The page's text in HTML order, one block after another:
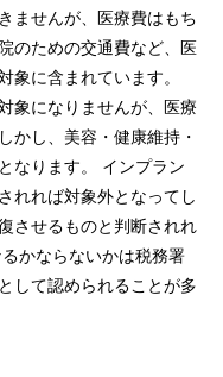
ませんが、医療費はもち
のための交通費など、医
象に含まれています。
象になりませんが、医療
かし、美容・健康維持・
なります。 インプラン
れれば対象外となってし
させるものと判断されれ
かならないかは税務署
して認められることが多